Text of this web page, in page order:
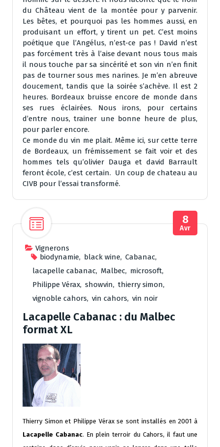
du Château vient de la montée pour y parvenir.
Les bêtes, et pourquoi pas les hommes aussi, en
produisant un effort, y tirent un pet. C’est moins
poétique que l’Angélus, n’est-ce pas ! David n’est
pas forcément très à l’aise devant nous tous mais
il nous touche par sa sincérité et son vin n’en finit
pas de tourner sous mes narines. Je m’en abreuve
doucement, tandis que la soirée s’achève. Il est 2
heures. Bordeaux bruisse encore de monde dans
ses rues éclairées. Nous irons, pour certains
d’entre nous, trainer une bonne heure de plus,
pour parler encore.
Ce monde du vin me plait. Même ici, sur cette terre
de Bordeaux, un frémissement se fait voir et des
hommes tels qu’olivier Dauga et david Barrault
feront école, c’est certain. Un coup de chateau au
CIVB pour l’essai transformé.
Vignerons
biodynamie, black wine, Cabanac,
lacapelle cabanac, Malbec, microsoft,
Philippe Vérax, showvin, thierry simon,
vignoble cahors, vin cahors, vin noir
8
Avr
Lacapelle Cabanac : du Malbec
format XL
Thierry Simon et Philippe Vérax se sont installés en 2001 à
Lacapelle Cabanac. En plein terroir du Cahors, il faut une